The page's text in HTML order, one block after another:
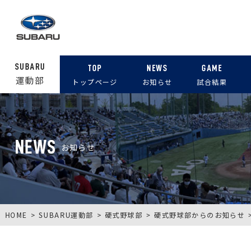
SUBARU
運動部
TOP
トップページ
NEWS
お知らせ
GAME
試合結果
NEWS お知らせ
HOME SUBARU運動部 硬式野球部 硬式野球部からのお知らせ